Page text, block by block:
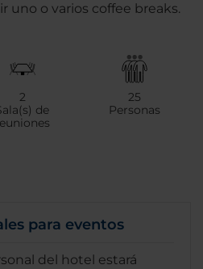
uno o varios coffee breaks.
2
de
25
Personas
para eventos
del hotel estará